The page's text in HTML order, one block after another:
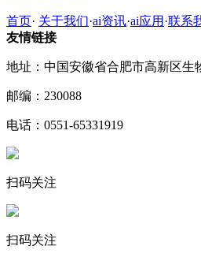
首页· 关于我们·ai资讯·ai应用 ·联系
友情链接
地址：中国安徽省合肥市高新区生
邮编：230088
电话：0551-65331919
扫码关注
扫码关注